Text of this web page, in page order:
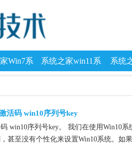
Win7系 系统之家win11系 系统
活码 win10序列号key
win10序列号key。 我们在使用Win10
甚至没有个性化来设置Win10系统。如